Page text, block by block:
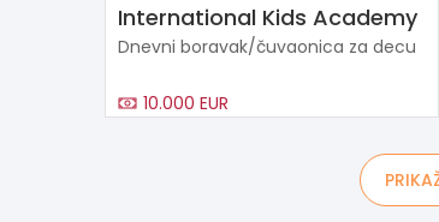
International Kids Academy
Dnevni boravak/čuvaonica za decu
10.000 EUR